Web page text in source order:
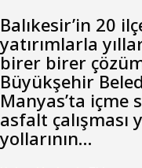
Balıkesir’in 20
yatırımlarla
birer birer
Büyükşehir
Manyas’ta içme
asfalt çalışması
yollarının…